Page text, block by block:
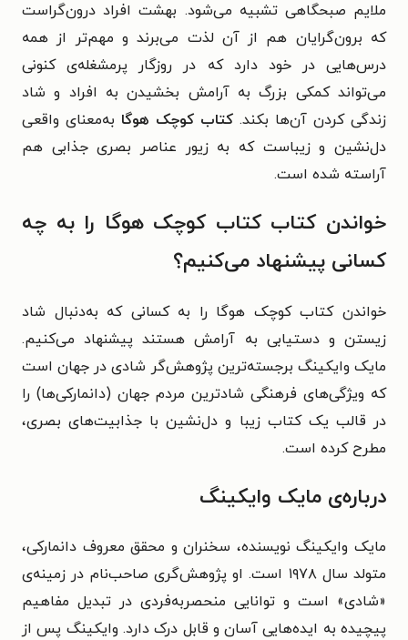
ملایم صبحگاهی تشبیه می‌شود. بهشت افراد درون‌گراست
که برون‌گرایان هم از آن لذت می‌برند و مهم‌تر از همه
درس‌هایی در خود دارد که در روزگار پرمشغله‌ی کنونی
می‌تواند کمکی بزرگ به آرامش بخشیدن به افراد و شاد
زندگی کردن آن‌ها بکند. کتاب کوچک هوگا به‌معنای واقعی
دل‌نشین و زیباست که به زیور عناصر بصری جذابی هم
آراسته شده است.
خواندن کتاب کتاب کوچک هوگا را به چه
کسانی پیشنهاد می‌کنیم؟
خواندن کتاب کوچک هوگا را به کسانی که به‌دنبال شاد
زیستن و دستیابی به آرامش هستند پیشنهاد می‌کنیم.
مایک وایکینگ برجسته‌ترین پژوهش‌گر شادی در جهان است
که ویژگی‌های فرهنگی شادترین مردم جهان (دانمارکی‌ها) را
در قالب یک کتاب زیبا و دل‌نشین با جذابیت‌های بصری،
مطرح کرده است.
درباره‌ی مایک وایکینگ
مایک وایکینگ نویسنده، سخنران و محقق معروف دانمارکی،
متولد سال ۱۹۷۸ است. او پژوهش‌گری صاحب‌نام در زمینه‌ی
«شادی» است و توانایی منحصربه‌فردی در تبدیل مفاهیم
پیچیده به ایده‌هایی آسان و قابل درک دارد. وایکینگ پس از